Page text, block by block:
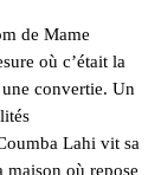
de Mame
où c’était la
convertie. Un
Lahi vit sa
maison où repose